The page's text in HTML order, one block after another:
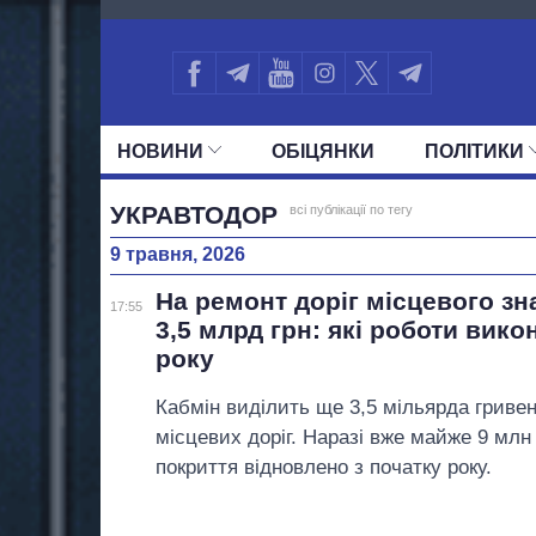
516
НОВИНИ ОБIЦЯНКИ ПОЛIТИКИ
УСІ ПОЛІТИКИ
УКРАВТОДОР всі публікації по тегу
9 травня, 2026
17:55
На ремонт доріг місцевого
3,5 млрд грн: які роботи
року
Кабмін виділить ще 3,5 мільярда
місцевих доріг. Наразі вже майже 9
покриття відновлено з початку року.